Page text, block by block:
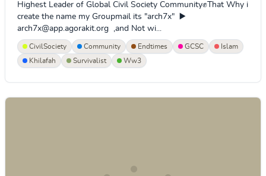
Highest Leader of Global Civil Society Community✊That Why i
create the name my Groupmail its "arch7x" ▶️
arch7x@app.agorakit.org ,and Not wi...
CivilSociety Community Endtimes GCSC
Islam
Khilafah
Survivalist Ww3